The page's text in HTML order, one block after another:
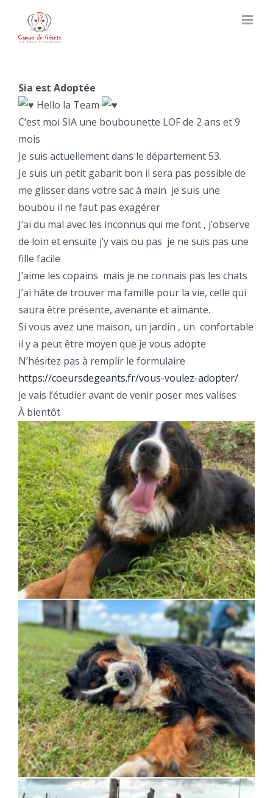
content
Sia est Adoptée
Hello la Team
C’est moi SIA une boubounette LOF de 2 ans et 9
mois
Je suis actuellement dans le département 53.
Je suis un petit gabarit bon il sera pas possible de
me glisser dans votre sac à main je suis une
boubou il ne faut pas exagérer
J’ai du mal avec les inconnus qui me font , j’observe
de loin et ensuite j’y vais ou pas je ne suis pas une
fille facile
J’aime les copains mais je ne connais pas les chats
J’ai hâte de trouver ma famille pour la vie, celle qui
saura être présente, avenante et aimante.
Si vous avez une maison, un jardin , un confortable
il y a peut être moyen que je vous adopte
N’hésitez pas à remplir le formulaire
https://coeursdegeants.fr/vous-voulez-adopter/
je vais l’étudier avant de venir poser mes valises
À bientôt